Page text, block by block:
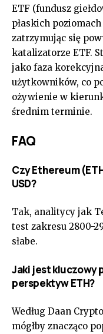
ETF (fundusz
płaskich
zatrzymując się
katalizatorze ETF.
jako faza
użytkowników, co
ożywienie w
średnim terminie.
FAQ
Czy Ethereum
USD?
Tak, analitycy jak
test zakresu 2800-
słabe.
Jaki jest kluczowy
perspektyw ETH?
Według Daan
mógłby znacząco